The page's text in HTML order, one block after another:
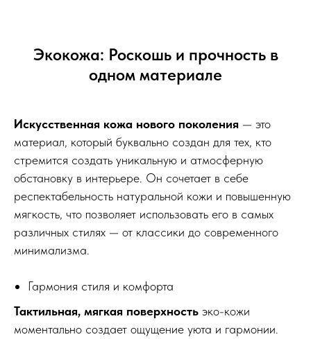
Экокожа: Роскошь и прочность в
одном материале
Искусственная кожа нового поколения — это
материал, который буквально создан для тех, кто
стремится создать уникальную и атмосферную
обстановку в интерьере. Он сочетает в себе
респектабельность натуральной кожи и повышенную
мягкость, что позволяет использовать его в самых
различных стилях — от классики до современного
минимализма.
Гармония стиля и комфорта
Тактильная, мягкая поверхность эко-кожи
моментально создает ощущение уюта и гармонии.